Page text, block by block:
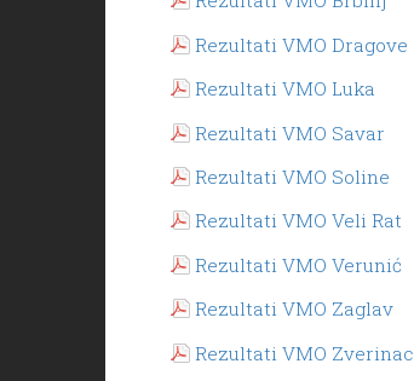
Rezultati VMO Dragove
Rezultati VMO Luka
Rezultati VMO Savar
Rezultati VMO Soline
Rezultati VMO Veli Rat
Rezultati VMO Verunić
Rezultati VMO Zaglav
Rezultati VMO Zverinac